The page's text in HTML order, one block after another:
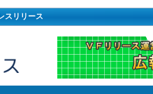
スリリース